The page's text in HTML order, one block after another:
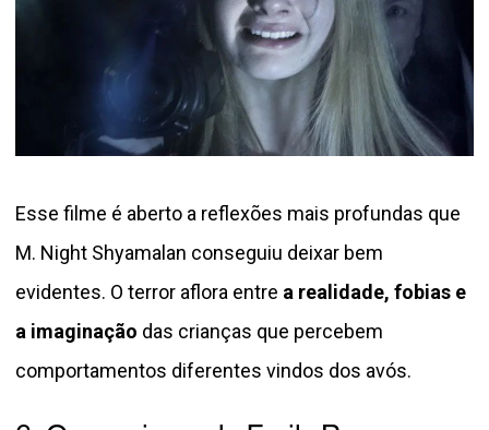
Esse filme é aberto a reflexões mais profundas que
M. Night Shyamalan conseguiu deixar bem
evidentes. O terror aflora entre a realidade, fobias e
a imaginação das crianças que percebem
comportamentos diferentes vindos dos avós.